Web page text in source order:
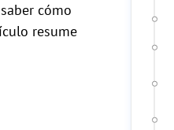
cómo
resume